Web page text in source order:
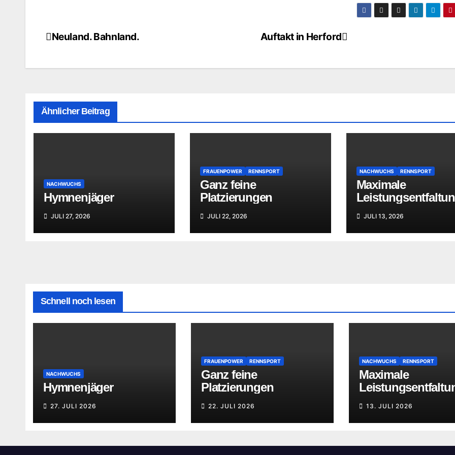
Beitragsnavigation Auftakt in Herford
Neuland. Bahnland.
Ähnlicher Beitrag
NACHWUCHS
Hymnenjäger
JULI 27, 2026
FRAUENPOWER RENNSPORT
Ganz feine
Platzierungen
JULI 22, 2026
NACHWUCHS RENNSPORT
Maximale
JULI 13, 2026
Schnell noch lesen
NACHWUCHS
Hymnenjäger
27. JULI 2026
FRAUENPOWER RENNSPORT
Ganz feine
Platzierungen
22. JULI 2026
NACHWUCHS RENNSPORT
Maximale
13. JULI 2026